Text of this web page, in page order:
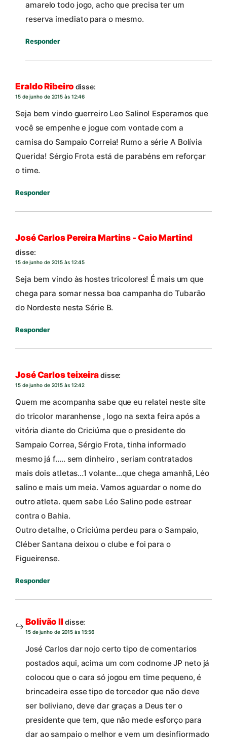
amarelo todo jogo, acho que precisa ter um
reserva imediato para o mesmo.
Responder
Eraldo Ribeiro disse:
15 de junho de 2015 às 12:46
Seja bem vindo guerreiro Leo Salino! Esperamos que
você se empenhe e jogue com vontade com a
camisa do Sampaio Correia! Rumo a série A Bolívia
Querida! Sérgio Frota está de parabéns em reforçar
o time.
Responder
José Carlos Pereira Martins - Caio Martind
disse:
15 de junho de 2015 às 12:45
Seja bem vindo às hostes tricolores! É mais um que
chega para somar nessa boa campanha do Tubarão
do Nordeste nesta Série B.
Responder
José Carlos teixeiradisse:
15 de junho de 2015 às 12:42
Quem me acompanha sabe que eu relatei neste site
do tricolor maranhense , logo na sexta feira após a
vitória diante do Criciúma que o presidente do
Sampaio Correa, Sérgio Frota, tinha informado
mesmo já f….. sem dinheiro , seriam contratados
mais dois atletas…1 volante…que chega amanhã, Léo
salino e mais um meia. Vamos aguardar o nome do
outro atleta. quem sabe Léo Salino pode estrear
contra o Bahia.
Outro detalhe, o Criciúma perdeu para o Sampaio,
Cléber Santana deixou o clube e foi para o
Figueirense.
Responder
Bolivão IIdisse:
15 de junho de 2015 às 15:56
José Carlos dar nojo certo tipo de comentarios
postados aqui, acima um com codnome JP neto já
colocou que o cara só jogou em time pequeno, é
brincadeira esse tipo de torcedor que não deve
ser boliviano, deve dar graças a Deus ter o
presidente que tem, que não mede esforço para
dar ao sampaio o melhor e vem um desinfiormado